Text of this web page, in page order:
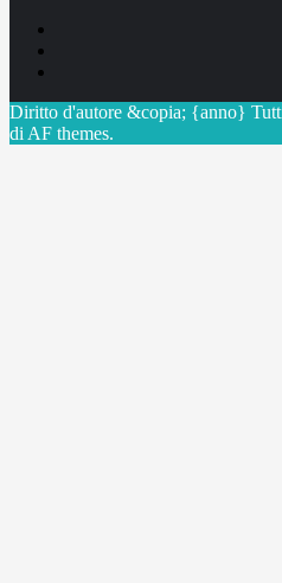
Diritto d'autore &copia; {anno}
di AF themes.